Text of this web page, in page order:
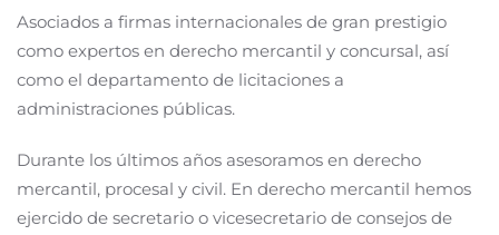
Asociados a firmas internacionales de gran prestigio
como expertos en derecho mercantil y concursal, así
como el departamento de licitaciones a
administraciones públicas.
Durante los últimos años asesoramos en derecho
mercantil, procesal y civil. En derecho mercantil hemos
ejercido de secretario o vicesecretario de consejos de